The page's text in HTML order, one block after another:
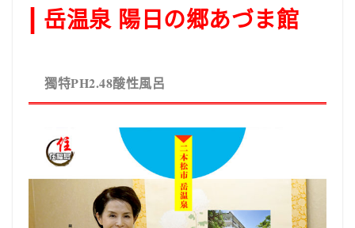
| 岳温泉 陽日の郷あづま館
獨特PH2.48酸性風呂